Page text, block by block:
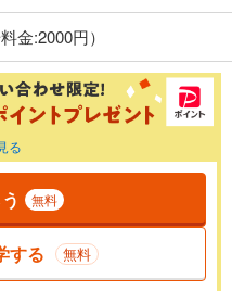
金:2000円）
る
無料
する 無料